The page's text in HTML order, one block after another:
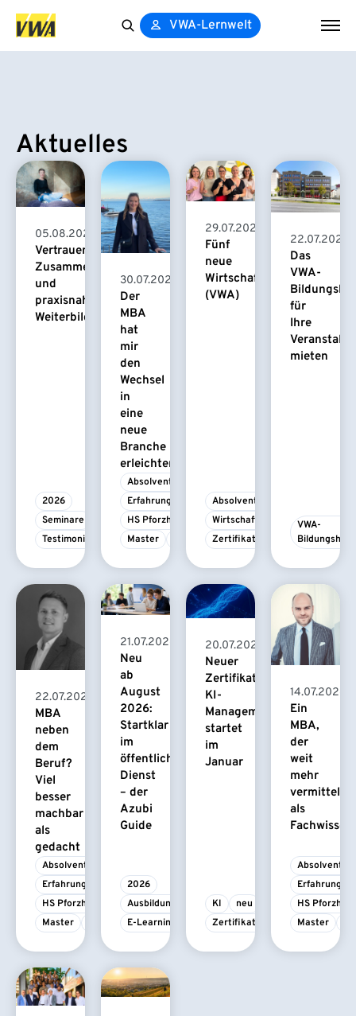
VWA-Lernwelt
Aktuelles
05.08.2026
Vertrauensvolle
Zusammenarbeit
und
praxisnahe
Weiterbildung
2026
Seminare
Testimonial
30.07.2026
Der
MBA
hat
mir
den
Wechsel
in
eine
neue
Branche
erleichtert
Absolvent/-in
Erfahrungsbericht
HS Pforzheim
Master
29.07.2026
Fünf
neue
Wirtschaftspsychologinnen
(VWA)
Absolvent/-in
Wirtschaftspsychologie
Zertifikatskurs
22.07.2026
Das
VWA-
für
Ihre
mieten
VWA-
Bildungshaus
22.07.2026
MBA
neben
dem
Beruf?
Viel
besser
machbar
als
gedacht
Absolvent/-in
Erfahrungsbericht
HS Pforzheim
Master
21.07.2026
Neu
ab
August
2026:
Startklar
im
öffentlichen
Dienst
– der
Azubi
Guide
2026
Ausbildung
E-Learning
20.07.2026
Neuer
Zertifikatskurs
KI-
Management
startet
im
Januar
KI
neu
Zertifikatskurs
14.07.2026
Ein
MBA,
der
weit
mehr
vermittelt
als
Fachwissen
Absolvent/-
HS
Master